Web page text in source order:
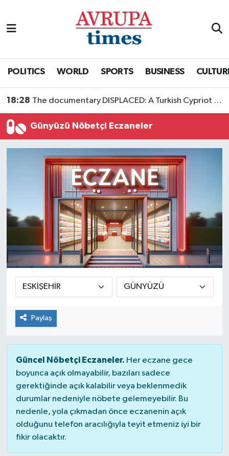
POLITICS WORLD SPORTS BUSINESS
18:28 The documentary DISPLACED: A Turkish Cypriot Story is now available to watch
Günyüzü Nöbetçi Eczaneler
Paylaş
Güncel Nöbetçi Eczaneler. Her eczane gece
boyunca açık olmayabilir, bazıları sadece
gerektiğinde açık kalabilir veya beklenmedik
durumlar nedeniyle nöbete gelemeyebilir. Bu
nedenle, yola çıkmadan önce eczanenin açık
olduğunu telefon aracılığıyla teyit etmeniz iyi bir
fikir olacaktır.
Nöbetçi Eczaneler
Tüm Manşetler
Son Dakika Haberleri
Haber Arşivi